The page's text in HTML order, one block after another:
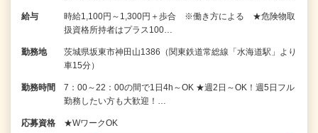
給与
時給1,100円～1,300円＋歩合 ※働き方による ★危険物取
扱資格所持者はプラス100…
勤務地
茨城県坂東市神田山1386（関東鉄道常総線「水海道駅」より
車15分）
勤務時間
7：00～22：00の間で1日4h～OK ★週2日～OK！週5日フル
勤務したい方も大歓迎！…
応募資格 ★WワークOK